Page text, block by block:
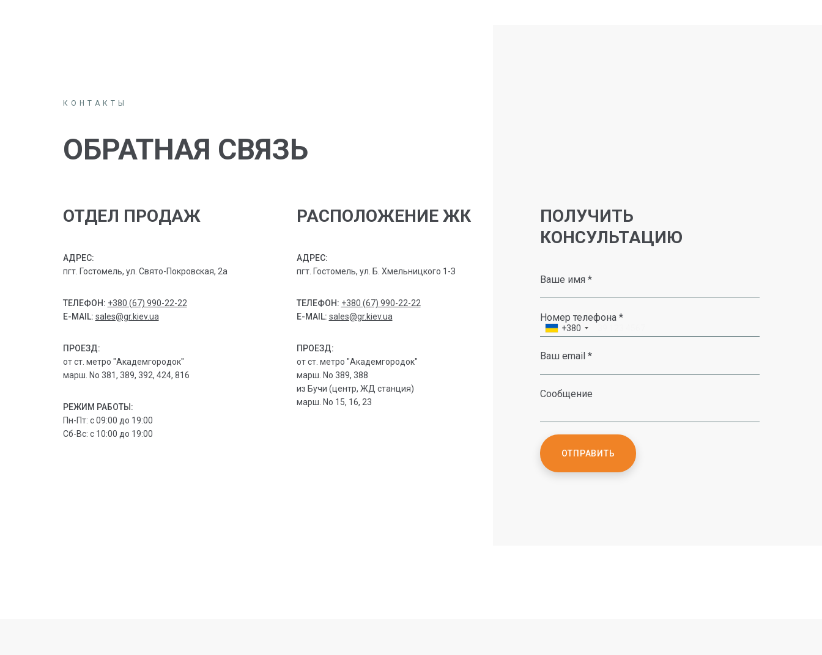
КОНТАКТЫ
ОБРАТНАЯ СВЯЗЬ
ОТДЕЛ ПРОДАЖ
АДРЕС:
пгт. Гостомель, ул. Свято-Покровская, 2а
ТЕЛЕФОН: +380 (67) 990-22-22
E-MAIL: sales@gr.kiev.ua
ПРОЕЗД:
от ст. метро "Академгородок"
марш. No 381, 389, 392, 424, 816
РЕЖИМ РАБОТЫ:
Пн-Пт: с 09:00 до 19:00
Сб-Вс: с 10:00 до 19:00
РАСПОЛОЖЕНИЕ ЖК
АДРЕС:
пгт. Гостомель, ул. Б. Хмельницкого 1-З
ТЕЛЕФОН: +380 (67) 990-22-22
E-MAIL: sales@gr.kiev.ua
ПРОЕЗД:
от ст. метро "Академгородок"
марш. No 389, 388
из Бучи (центр, ЖД станция)
марш. No 15, 16, 23
ПОЛУЧИТЬ
КОНСУЛЬТАЦИЮ
Ваше имя *
+380
Номер телефона *
Ваш email *
Сообщение
ОТПРАВИТЬ